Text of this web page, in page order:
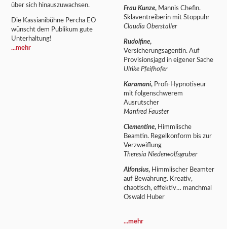
Frau Kunze, Mannis Chefin.
Sklaventreiberin mit Stoppuhr
Claudia Oberstaller
Rudolfine,
Versicherungsagentin. Auf
Provisionsjagd in eigener Sache
Ulrike Pfeifhofer
Karamani, Profi-Hypnotiseur
mit folgenschwerem
Ausrutscher
Manfred Fauster
Clementine, Himmlische
Beamtin. Regelkonform bis zur
Verzweiflung
Theresia Niederwolfsgruber
Alfonsius, Himmlischer Beamter
auf Bewährung. Kreativ,
chaotisch, effektiv… manchmal
Oswald Huber
...mehr
über sich hinauszuwachsen.
Die Kassianibühne Percha EO
wünscht dem Publikum gute
Unterhaltung!
...mehr